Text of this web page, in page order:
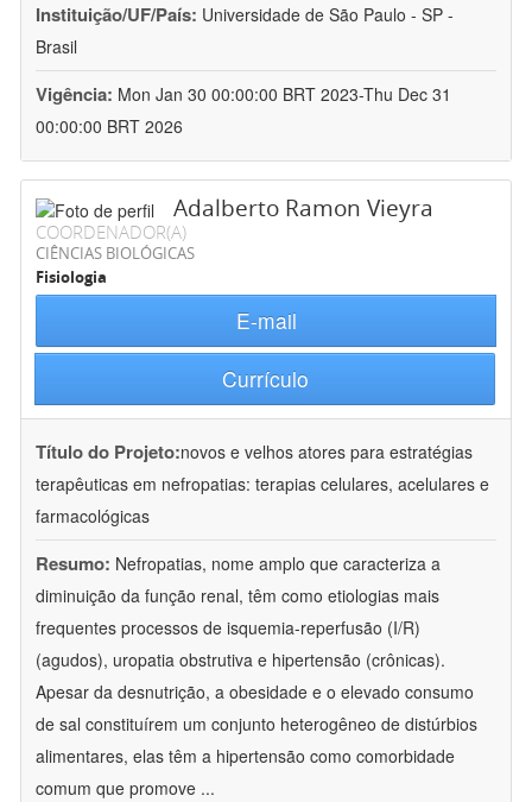
Instituição/UF/País: Universidade de São Paulo - SP -
Brasil
Vigência: Mon Jan 30 00:00:00 BRT 2023-Thu Dec 31
00:00:00 BRT 2026
Adalberto Ramon Vieyra
COORDENADOR(A)
CIÊNCIAS BIOLÓGICAS
Fisiologia
E-mail
Currículo
Título do Projeto:novos e velhos atores para estratégias
terapêuticas em nefropatias: terapias celulares, acelulares e
farmacológicas
Resumo: Nefropatias, nome amplo que caracteriza a
diminuição da função renal, têm como etiologias mais
frequentes processos de isquemia-reperfusão (I/R)
(agudos), uropatia obstrutiva e hipertensão (crônicas).
Apesar da desnutrição, a obesidade e o elevado consumo
de sal constituírem um conjunto heterogêneo de distúrbios
alimentares, elas têm a hipertensão como comorbidade
comum que promove ...